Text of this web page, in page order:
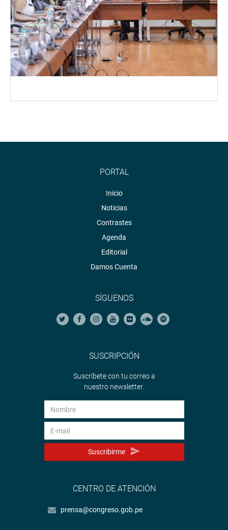
PORTAL
Inicio
Noticias
Contrastes
Agenda
Editorial
Damos Cuenta
SÍGUENOS
SUSCRIPCIÓN
Suscríbete con tu correo a
nuestro newsletter.
Suscribirme
CENTRO DE ATENCIÓN
prensa@congreso.gob.pe